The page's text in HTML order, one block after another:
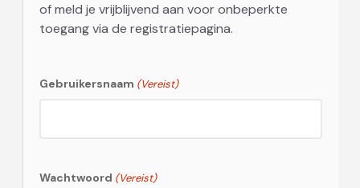
of meld je vrijblijvend aan voor onbeperkte
toegang via de registratiepagina.
Gebruikersnaam (Vereist)
Wachtwoord (Vereist)